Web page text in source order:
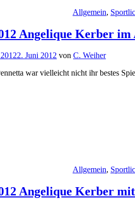
Allgemein,
Angelique Kerber
2. Juni 2012 von C. Weiher
war vielleicht nicht ihr bestes
Allgemein,
Angelique Kerber